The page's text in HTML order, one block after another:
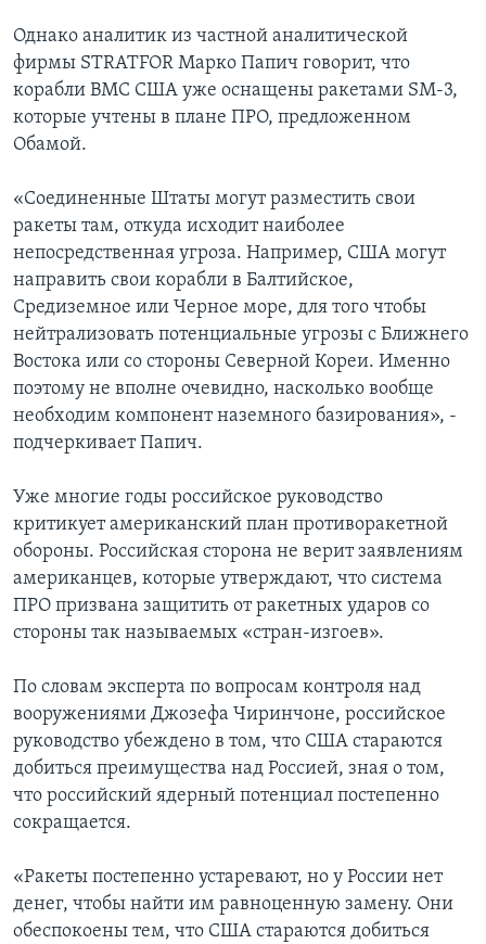
Однако аналитик из частной аналитической
фирмы STRATFOR Марко Папич говорит, что
корабли ВМС США уже оснащены ракетами SM-3,
которые учтены в плане ПРО, предложенном
Обамой.
«Соединенные Штаты могут разместить свои
ракеты там, откуда исходит наиболее
непосредственная угроза. Например, США могут
направить свои корабли в Балтийское,
Средиземное или Черное море, для того чтобы
нейтрализовать потенциальные угрозы с Ближнего
Востока или со стороны Северной Кореи. Именно
поэтому не вполне очевидно, насколько вообще
необходим компонент наземного базирования», -
подчеркивает Папич.
Уже многие годы российское руководство
критикует американский план противоракетной
обороны. Российская сторона не верит заявлениям
американцев, которые утверждают, что система
ПРО призвана защитить от ракетных ударов со
стороны так называемых «стран-изгоев».
По словам эксперта по вопросам контроля над
вооружениями Джозефа Чиринчоне, российское
руководство убеждено в том, что США стараются
добиться преимущества над Россией, зная о том,
что российский ядерный потенциал постепенно
сокращается.
«Ракеты постепенно устаревают, но у России нет
денег, чтобы найти им равноценную замену. Они
обеспокоены тем, что США стараются добиться